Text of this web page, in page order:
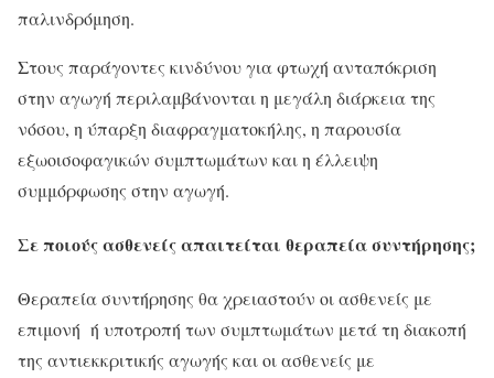
παλινδρόμηση.
Στους παράγοντες κινδύνου για φτωχή ανταπόκριση
στην αγωγή περιλαμβάνονται η μεγάλη διάρκεια της
νόσου, η ύπαρξη διαφραγματοκήλης, η παρουσία
εξωοισοφαγικών συμπτωμάτων και η έλλειψη
συμμόρφωσης στην αγωγή.
Σε ποιούς ασθενείς απαιτείται θεραπεία συντήρησης;
Θεραπεία συντήρησης θα χρειαστούν οι ασθενείς με
επιμονή ή υποτροπή των συμπτωμάτων μετά τη διακοπή
της αντιεκκριτικής αγωγής και οι ασθενείς με